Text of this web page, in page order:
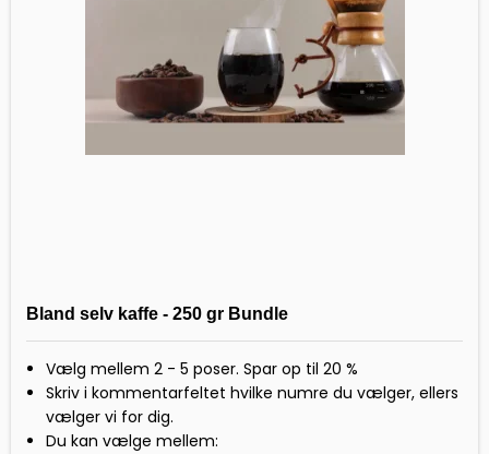
Bland selv kaffe - 250 gr Bundle
Vælg mellem 2 - 5 poser. Spar op til 20 %
Skriv i kommentarfeltet hvilke numre du vælger, ellers
vælger vi for dig.
Du kan vælge mellem: